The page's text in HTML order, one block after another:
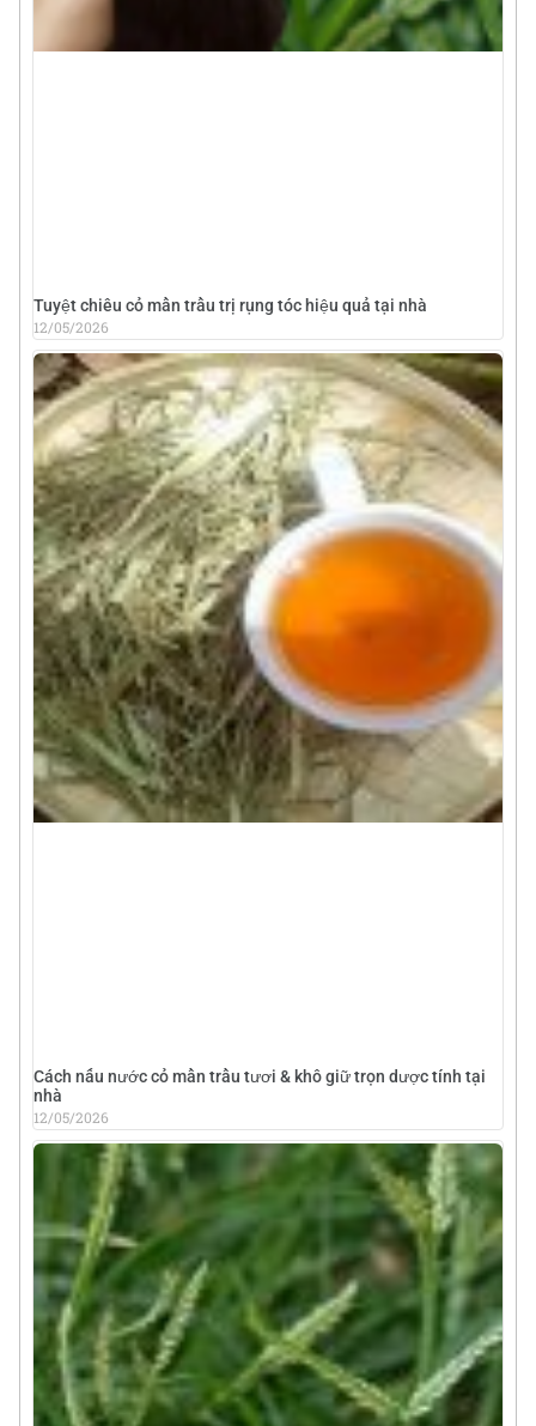
Tuyệt chiêu cỏ mần trầu trị rụng tóc hiệu quả tại nhà
12/05/2026
Cách nấu nước cỏ mần trầu tươi & khô giữ trọn dược tính tại
nhà
12/05/2026